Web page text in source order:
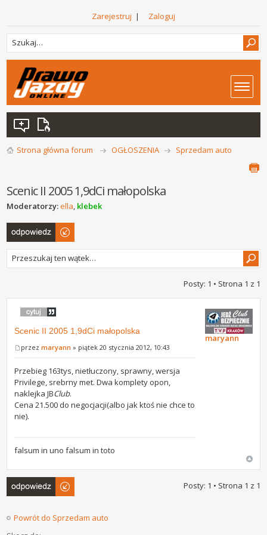
Zarejestruj | Zaloguj
Strona główna forum OGŁOSZENIA Sprzedam auto
Scenic II 2005 1,9dCi małopolska
Moderatorzy:ella, klebek
Odpowiedz
Posty: 1 • Strona 1 z 1
Scenic II 2005 1,9dCi małopolska
przezmaryann » piątek 20 stycznia 2012, 10:43
Przebieg 163tys, nietłuczony, sprawny, wersja
Privilege, srebrny met. Dwa komplety opon,
naklejka JBClub.
Cena 21.500 do negocjacji(albo jak ktoś nie chce to
nie).
falsum in uno falsum in toto
maryann
Odpowiedz
Posty: 1 • Strona 1 z 1
Powrót do Sprzedam auto